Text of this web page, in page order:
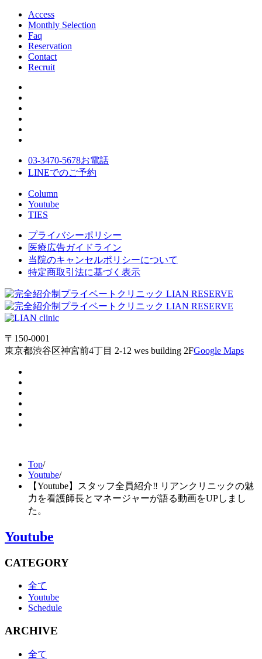
Access
Monthly Selection
Faq
Reservation
Contact
Recruit
03-3470-5678お電話
LINEでのご予約
Column
Youtube
TIES
プライバシーポリシー
医療広告ガイドライン
当院のキャンセルポリシーについて
特定商取引法に基づく表示
〒150-0001
東京都渋谷区神宮前4丁目 2-12 wes building 2FGoogle Maps
Top/
Youtube/
【Youtube】スタッフ全員紹介‼︎ リアンクリニックの魅
力を看護師長とマネージャーが語る動画をUPしまし
た。
Youtube
CATEGORY
全て
Youtube
Schedule
ARCHIVE
全て